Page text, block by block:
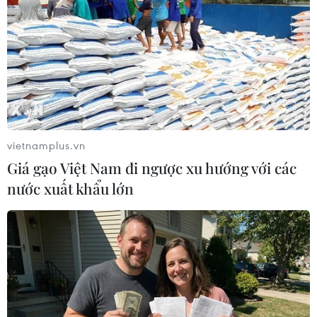
Chủ tịch Quốc hội Vương Đình Huệ thay mặt lãnh đạo Đảng và
Nhà nước trao Quyết định công nhận 2 Bảo vật Quốc gia cho
tỉnh Hà Nam gồm: Bia đá chùa Giàu và Trống đồng Tiên Nội 1.
(Ảnh: Doãn Tấn/TTXVN)
vietnamplus.vn
Giá gạo Việt Nam đi ngược xu hướng với các
nước xuất khẩu lớn